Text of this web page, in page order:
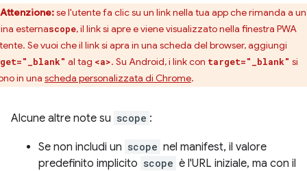
Attenzione:se l'utente fa clic su un link nella tua app che rimanda a
esternascope, il link si apre e viene visualizzato nella finestra PWA
Se vuoi che il link si apra in una scheda del browser, aggiungi
al tag <a>. Su Android, i link con target="_blank" si
in una scheda personalizzata di Chrome.
Alcune altre note su scope :
Se non includi un scope nel manifest, il valore
predefinito implicito scope è l'URL iniziale, ma con il